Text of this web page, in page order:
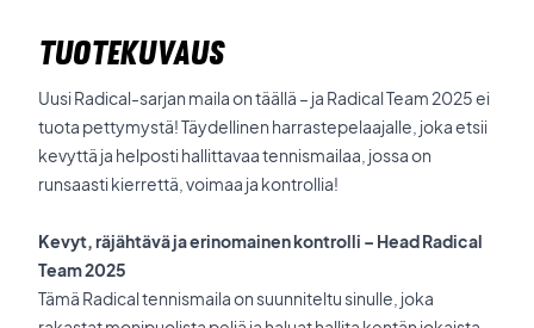
TUOTEKUVAUS
Uusi Radical-sarjan maila on täällä – ja Radical Team 2025 ei
tuota pettymystä! Täydellinen harrastepelaajalle, joka etsii
kevyttä ja helposti hallittavaa tennismailaa, jossa on
runsaasti kierrettä, voimaa ja kontrollia!
Kevyt, räjähtävä ja erinomainen kontrolli – Head Radical
Team 2025
Tämä Radical tennismaila on suunniteltu sinulle, joka